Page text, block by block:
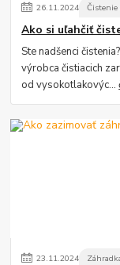
26.11.2024 Čistenie
Ako si uľahčiť
Ste nadšenci
výrobca čistiacich
od vysokotlakovýc...
23.11.2024